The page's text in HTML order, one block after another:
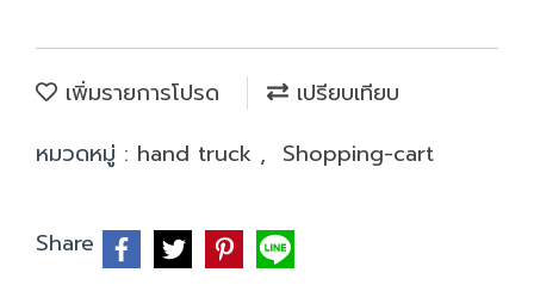
เพิ่มรายการโปรด
เปรียบเทียบ
หมวดหมู่ : hand truck , Shopping-cart
Share